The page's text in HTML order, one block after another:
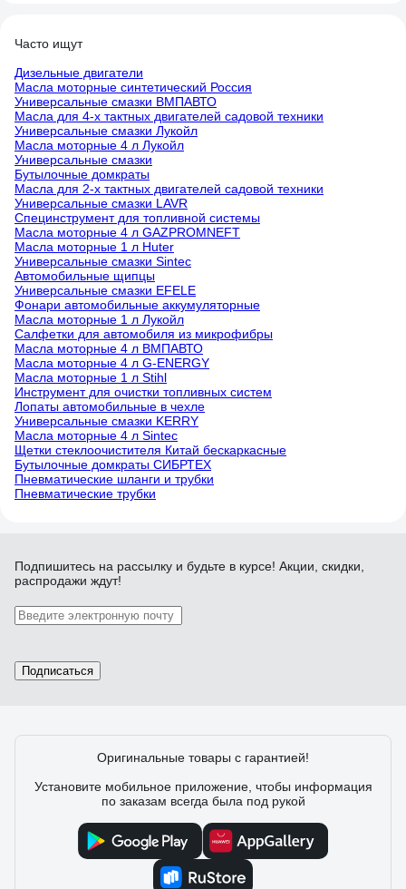
Часто ищут
Дизельные двигатели
Масла моторные синтетический Россия
Универсальные смазки ВМПАВТО
Масла для 4-х тактных двигателей садовой техники
Универсальные смазки Лукойл
Масла моторные 4 л Лукойл
Универсальные смазки
Бутылочные домкраты
Масла для 2-х тактных двигателей садовой техники
Универсальные смазки LAVR
Специнструмент для топливной системы
Масла моторные 4 л GAZPROMNEFT
Масла моторные 1 л Huter
Универсальные смазки Sintec
Автомобильные щипцы
Универсальные смазки EFELE
Фонари автомобильные аккумуляторные
Масла моторные 1 л Лукойл
Салфетки для автомобиля из микрофибры
Масла моторные 4 л ВМПАВТО
Масла моторные 4 л G-ENERGY
Масла моторные 1 л Stihl
Инструмент для очистки топливных систем
Лопаты автомобильные в чехле
Универсальные смазки KERRY
Масла моторные 4 л Sintec
Щетки стеклоочистителя Китай бескаркасные
Бутылочные домкраты СИБРТЕХ
Пневматические шланги и трубки
Пневматические трубки
Подпишитесь на рассылку и будьте в курсе! Акции, скидки,
распродажи ждут!
Подписаться
Оригинальные товары с гарантией!
Установите мобильное приложение, чтобы информация
по заказам всегда была под рукой